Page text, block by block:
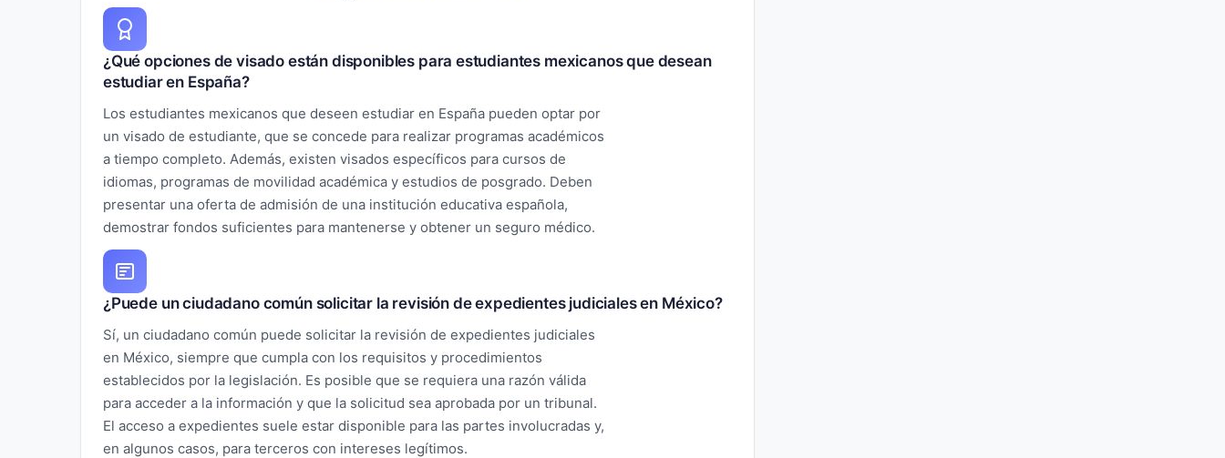
¿Qué opciones de visado están disponibles para estudiantes mexicanos que desean
estudiar en España?
Los estudiantes mexicanos que deseen estudiar en España pueden optar por
un visado de estudiante, que se concede para realizar programas académicos
a tiempo completo. Además, existen visados ​​específicos para cursos de
idiomas, programas de movilidad académica y estudios de posgrado. Deben
presentar una oferta de admisión de una institución educativa española,
demostrar fondos suficientes para mantenerse y obtener un seguro médico.
¿Puede un ciudadano común solicitar la revisión de expedientes judiciales en México?
Sí, un ciudadano común puede solicitar la revisión de expedientes judiciales
en México, siempre que cumpla con los requisitos y procedimientos
establecidos por la legislación. Es posible que se requiera una razón válida
para acceder a la información y que la solicitud sea aprobada por un tribunal.
El acceso a expedientes suele estar disponible para las partes involucradas y,
en algunos casos, para terceros con intereses legítimos.